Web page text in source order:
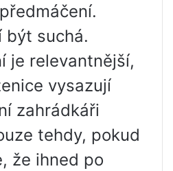
být suchá.
je relevantnější,
vysazují
zahrádkáři
tehdy, pokud
že ihned po